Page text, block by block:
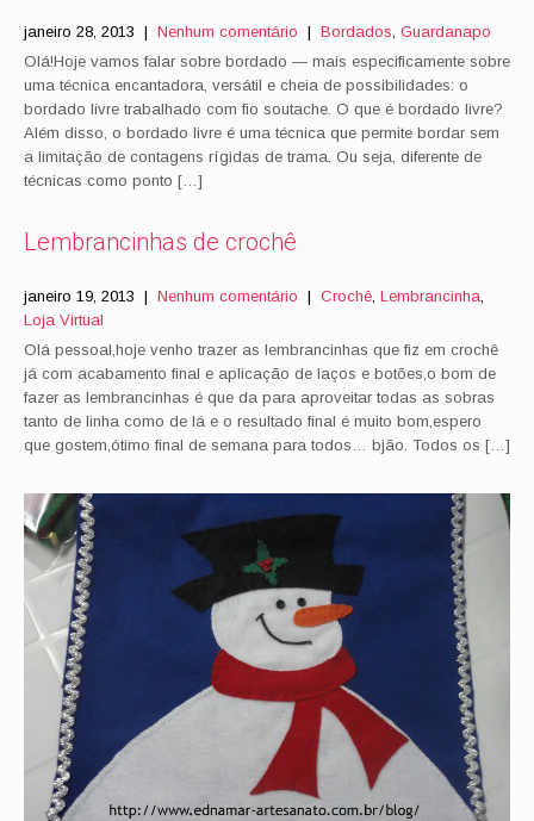
janeiro 28, 2013 | Nenhum comentário | Bordados Guardanapo
Olá!Hoje vamos falar sobre bordado — mais especificamente sobre
uma técnica encantadora, versátil e cheia de possibilidades: o
bordado livre trabalhado com fio soutache. O que é bordado livre?
Além disso, o bordado livre é uma técnica que permite bordar sem
a limitação de contagens rígidas de trama. Ou seja, diferente de
técnicas como ponto […]
Lembrancinhas de crochê
janeiro 19, 2013 | Nenhum comentário | Crochê Lembrancinha
Loja Virtual
Olá pessoal,hoje venho trazer as lembrancinhas que fiz em crochê
já com acabamento final e aplicação de laços e botões,o bom de
fazer as lembrancinhas é que da para aproveitar todas as sobras
tanto de linha como de lá e o resultado final é muito bom,espero
que gostem,ótimo final de semana para todos… bjão. Todos os […]